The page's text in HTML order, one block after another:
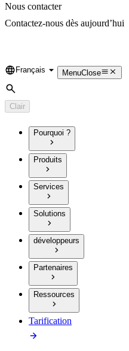
Nous contacter
Contactez-nous dès aujourd’hui
Language
Français MenuClose
Rechercher
Clair
Pourquoi ?
Produits
Services
Solutions
développeurs
Partenaires
Ressources
Tarification